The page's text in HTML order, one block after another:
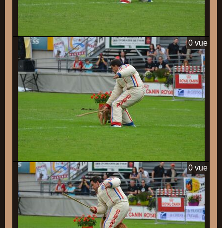
0 vue
0 vue